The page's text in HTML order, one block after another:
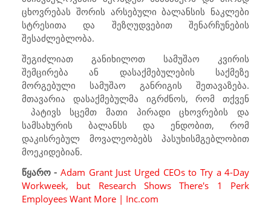
ცხოვრებას შორის არსებული ბალანსის ნაკლები
სტრესითა და შეზღუდვებით შენარჩუნების
შესაძლებლობა.
შეგიძლიათ განიხილოთ სამუშაო კვირის
შემცირება ან დასაქმებულების საქმეზე
მორგებული სამუშაო განრიგის შეთავაზება.
მთავარია დასაქმებულმა იგრძნოს, რომ თქვენ
პატივს სცემთ მათი პირადი ცხოვრების და
სამსახურის ბალანსს და ენდობით, რომ
დაკისრებულ მოვალეობებს პასუხისმგებლობით
მოეკიდებიან.
წყარო -Adam Grant Just Urged CEOs to Try a 4-Day
Workweek, but Research Shows There's 1 Perk
Employees Want More | Inc.com